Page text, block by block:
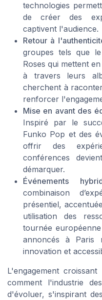
technologies
de créer des
captivent l'audience.
Retour à
groupes tels que
Roses qui mettent
à travers leurs
cherchent à
renforcer
Mise en avant des
Inspiré par le
Funko Pop et des
offrir des
conférences
démarquer.
Événements
combinaison
présentiel,
utilisation des
tournée
annoncés à Paris
innovation et
L'engagement
comment l'industrie
d'évoluer, s'inspirant